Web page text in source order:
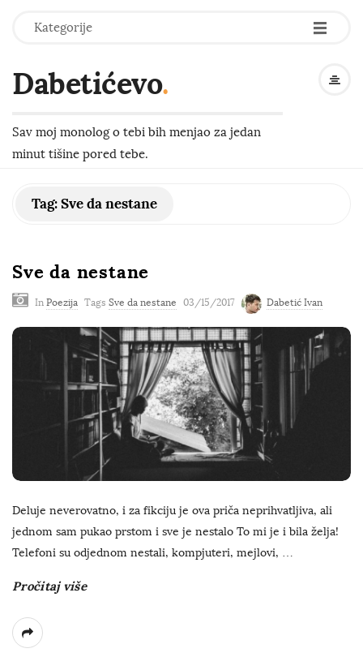
Kategorije -
-
-
Dabetićevo.
Sav moj monolog o tebi bih menjao za jedan
minut tišine pored tebe.
Tag:Sve da nestane
Sve da nestane
In Poezija Tags Sve da nestane 03/15/2017 Dabetić Ivan
Deluje neverovatno, i za fikciju je ova priča neprihvatljiva, ali
jednom sam pukao prstom i sve je nestalo To mi je i bila želja!
Telefoni su odjednom nestali, kompjuteri, mejlovi, …
Pročitaj više